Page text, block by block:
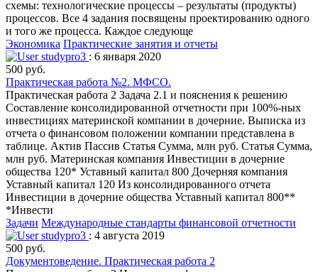
схемы: технологические процессы – результаты (продукты)
процессов. Все 4 задания посвящены проектированию одного
и того же процесса. Каждое следующе
Экономика Практические занятия и отчеты
studypro3 : 6 января 2020
500 руб.
Практическая работа №2. МФСО.
Практическая работа 2 Задача 2.1 и пояснения к решению
Составление консолидированной отчетности при 100%-ных
инвестициях материнской компании в дочерние. Выписка из
отчета о финансовом положении компании представлена в
таблице. Актив Пассив Статья Сумма, млн руб. Статья Сумма,
млн руб. Материнская компания Инвестиции в дочерние
общества 120* Уставный капитал 800 Дочерняя компания
Уставный капитал 120 Из консолидированного отчета
Инвестиции в дочерние общества Уставный капитал 800**
*Инвести
Задачи Международные стандарты финансовой отчетности
studypro3 : 4 августа 2019
500 руб.
Документоведение. Практическая работа 2